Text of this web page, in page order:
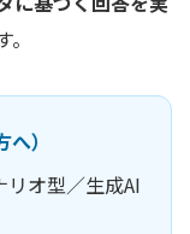
）
リオ型／生成AI